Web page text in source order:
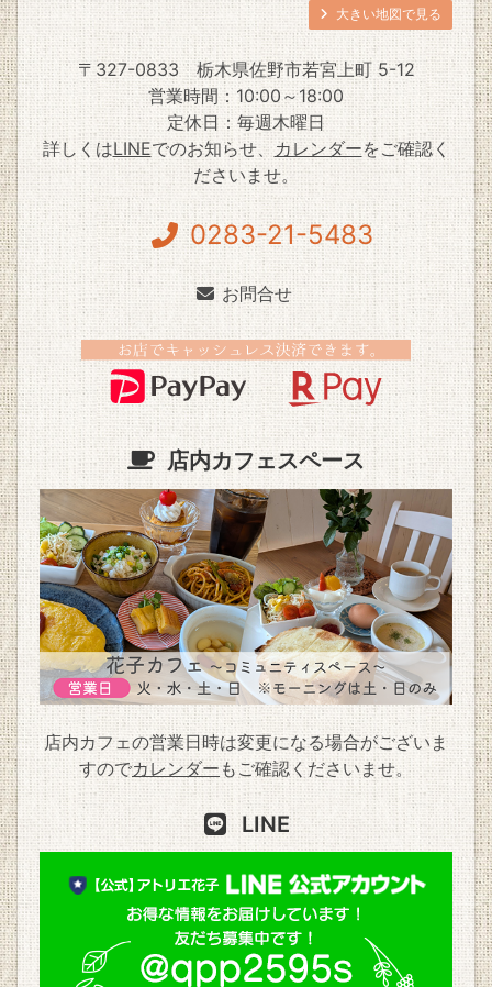
大きい地図で見る
〒327-0833
栃木県佐野市若宮上町 5-12
営業時間：10:00～18:00
定休日：毎週木曜日
詳しくはLINEでのお知らせ、 カレンダーをご確認く
ださいませ。
0283-21-5483
お問合せ
店内カフェスペース
店内カフェの営業日時は変更になる場合がございま
すのでカレンダー もご確認くださいませ。
LINE